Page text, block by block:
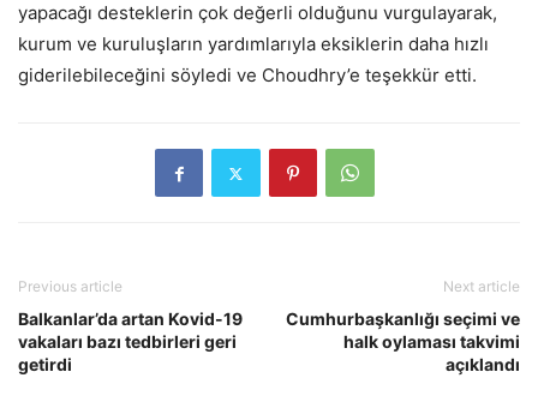
yapacağı desteklerin çok değerli olduğunu vurgulayarak,
kurum ve kuruluşların yardımlarıyla eksiklerin daha hızlı
giderilebileceğini söyledi ve Choudhry’e teşekkür etti.
Previous article
Balkanlar’da artan Kovid-19
vakaları bazı tedbirleri geri
getirdi
Next article
Cumhurbaşkanlığı seçimi ve
halk oylaması takvimi
açıklandı